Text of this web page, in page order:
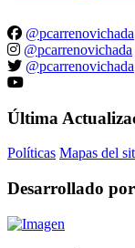
@pcarrenovichada
@pcarrenovichada
@pcarrenovichada
Última
Políticas Mapas del
Desarrollado